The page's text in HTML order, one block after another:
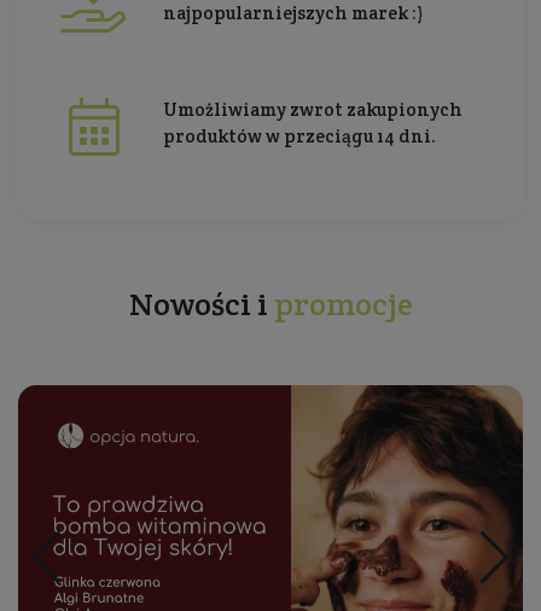
najpopularniejszych marek :)
Umożliwiamy zwrot zakupionych
produktów w przeciągu 14 dni.
Nowości i promocje